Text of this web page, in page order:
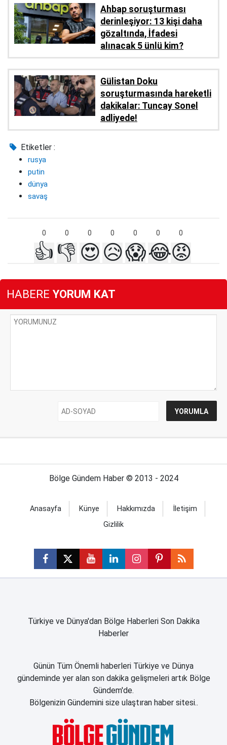
Ahbap soruşturması
derinleşiyor: 13 kişi daha
gözaltında, İfadesi
alınacak 5 ünlü kim?
Gülistan Doku
soruşturmasında hareketli
dakikalar: Tuncay Sonel
adliyede!
Etiketler :
rusya
putin
dünya
savaş
0 0 0 0 0 0 0
👍 👎 😍😥😱😂😡
HABERE YORUM KAT
Bölge Gündem Haber © 2013 - 2024
Anasayfa Künye Hakkımızda
İletişim
Gizlilik
Türkiye ve Dünya'dan Bölge Haberleri Son Dakika
Haberler
Günün Tüm Önemli haberleri Türkiye ve Dünya
gündeminde yer alan son dakika gelişmeleri artık Bölge
Gündem'de.
Bölgenizin Gündemini size ulaştıran haber sitesi..